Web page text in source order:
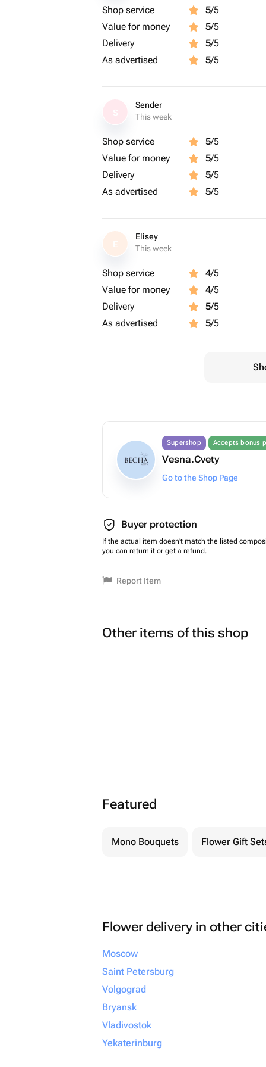
Shop service 5/5
Value for money
5/5
Delivery
5/5
As advertised
5/5
Sender
This week
Shop service 5/5
Value for money
5/5
Delivery
5/5
As advertised
5/5
E
Elisey
This week
Shop service 4/5
Value for money
4/5
Delivery
5/5
As advertised
5/5
Supershop Accepts bonus
Vesna.Cvety
Go to the Shop Page
Buyer protection
If the actual item doesn't match the listed
you can return it or get a refund.
Report Item
Other items of this shop
Featured
Mono Bouquets Flower Gift
Flower delivery in other
Moscow
Saint Petersburg
Volgograd
Bryansk
Vladivostok
Yekaterinburg